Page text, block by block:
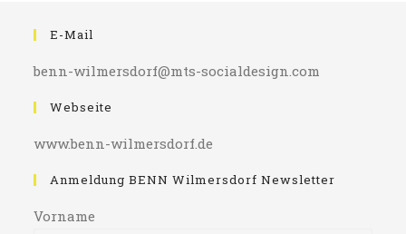
E-Mail
benn-wilmersdorf@mts-socialdesign.com
Webseite
www.benn-wilmersdorf.de
Anmeldung BENN Wilmersdorf Newsletter
Vorname